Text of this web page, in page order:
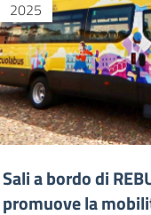
2025
Sali a bordo di
promuove la